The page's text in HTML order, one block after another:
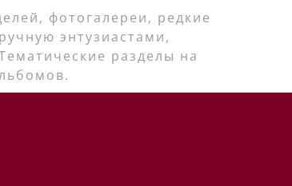
фотогалереи, редкие
энтузиастами,
разделы на